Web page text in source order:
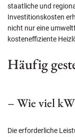
staatliche und
Investitionskosten
nicht nur eine
kosteneffiziente
Häufig
– Wie viel
Die erforderliche